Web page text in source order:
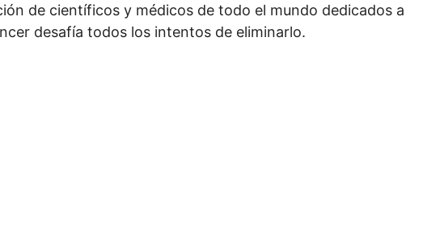
de científicos y médicos de todo el mundo dedicados a
desafía todos los intentos de eliminarlo.